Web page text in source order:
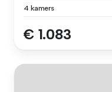
4 kamers
€ 1.083